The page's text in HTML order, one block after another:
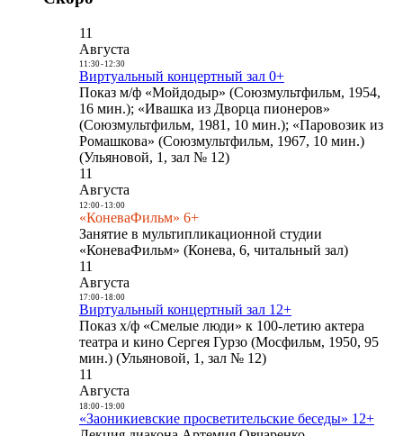
11
Августа
11:30- 12:30
Виртуальный концертный зал 0+
Показ м/ф «Мойдодыр» (Союзмультфильм, 1954,
16 мин.); «Ивашка из Дворца пионеров»
(Союзмультфильм, 1981, 10 мин.); «Паровозик из
Ромашкова» (Союзмультфильм, 1967, 10 мин.)
(Ульяновой, 1, зал № 12)
11
Августа
12:00- 13:00
«КоневаФильм» 6+
Занятие в мультипликационной студии
«КоневаФильм» (Конева, 6, читальный зал)
11
Августа
17:00- 18:00
Виртуальный концертный зал 12+
Показ х/ф «Смелые люди» к 100-летию актера
театра и кино Сергея Гурзо (Мосфильм, 1950, 95
мин.) (Ульяновой, 1, зал № 12)
11
Августа
18:00- 19:00
«Заоникиевские просветительские беседы» 12+